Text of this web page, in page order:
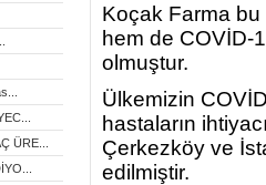
ÜRE...
Koçak Farma
hem de COVİD-
olmuştur.
Ülkemizin
hastaların
Çerkezköy ve
edilmiştir.